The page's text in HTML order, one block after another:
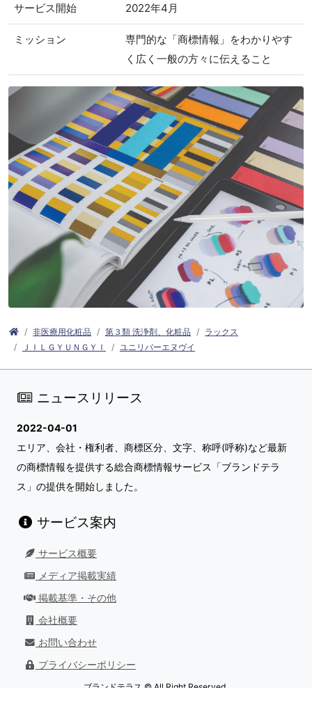
サービス開始 2022年4月
ミッション
専門的な「商標情報」をわかりやす
く広く一般の方々に伝えること
非医療用化粧品 第３類 洗浄剤、化粧品
ラックス
ＪＩＬＧＹＵＮＧＹＩ
ユニリバーエヌヴイ
ニュースリリース
2022-04-01
エリア、会社・権利者、商標区分、文字、称呼(呼称)など最新
の商標情報を提供する総合商標情報サービス「ブランドテラ
ス」の提供を開始しました。
サービス案内
サービス概要
メディア掲載実績
掲載基準・その他
会社概要
お問い合わせ
プライバシーポリシー
ブランドテラス © All Right Reserved.